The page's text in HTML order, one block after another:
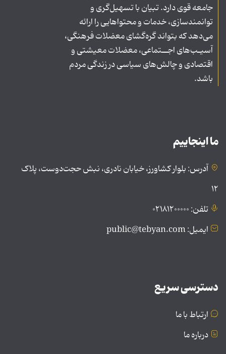
جامعه قوی دارد. تبیان با تسهیل‌گری و
توانمندسازی، خدمات و محتواهایی را ارائه
می‌دهد که بتواند گره‌گشای معضلات فرهنگی،
آسیـب‌های اجــتماعی، معضلات معیشتی و
اقتصادی و چالش‌های سیاسی در زندگی مردم
باشد.
ما اینجاییم
آدرس: بلوار کشاورز، خیابان نادری، نبش حجت‌دوست، پلاک
۱۲
تلفن: ۰۲۱۸۱۲۰۰۰۰۰
ایمیل: public@tebyan.com
دسترسی سریع
ارتباط با ما
درباره ما